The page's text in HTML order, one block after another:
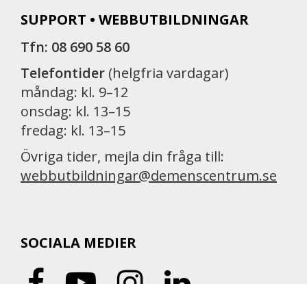
SUPPORT • WEBBUTBILDNINGAR
Tfn: 08 690 58 60
Telefontider (helgfria vardagar)
måndag: kl. 9–12
onsdag: kl. 13–15
fredag: kl. 13–15
Övriga tider, mejla din fråga till:
webbutbildningar@demenscentrum.se
SOCIALA MEDIER